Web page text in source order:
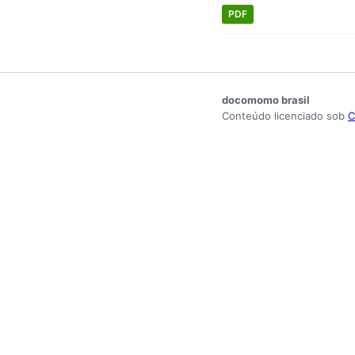
PDF
docomomo brasil
Conteúdo licenciado sob